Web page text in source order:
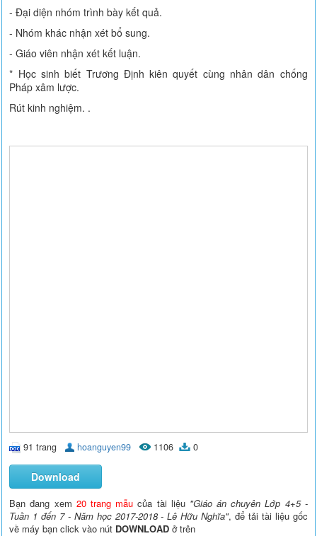
- Đại diện nhóm trình bày kết quả.
- Nhóm khác nhận xét bổ sung.
- Giáo viên nhận xét kết luận.
* Học sinh biết Trương Định kiên quyết cùng nhân dân chống
Pháp xâm lược.
Rút kinh nghiệm. .
91 trang hoanguyen99 1106 0
Download
Bạn đang xem 20 trang mẫu của tài liệu "Giáo án chuyên Lớp 4+5 -
Tuần 1 đến 7 - Năm học 2017-2018 - Lê Hữu Nghĩa", để tải tài liệu gốc
về máy bạn click vào nút DOWNLOAD ở trên